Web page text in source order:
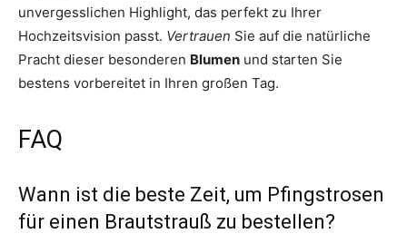
unvergesslichen Highlight, das perfekt zu Ihrer
Hochzeitsvision passt. Vertrauen Sie auf die natürliche
Pracht dieser besonderen Blumen und starten Sie
bestens vorbereitet in Ihren großen Tag.
FAQ
Wann ist die beste Zeit, um Pfingstrosen
für einen Brautstrauß zu bestellen?